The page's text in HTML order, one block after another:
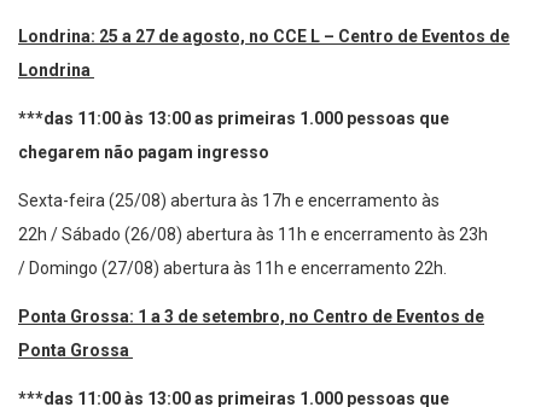
Londrina: 25 a 27 de agosto, no CCE L – Centro de Eventos de
Londrina
***das 11:00 às 13:00 as primeiras 1.000 pessoas que
chegarem não pagam ingresso
Sexta-feira (25/08) abertura às 17h e encerramento às
22h / Sábado (26/08) abertura às 11h e encerramento às 23h
/ Domingo (27/08) abertura às 11h e encerramento 22h.
Ponta Grossa: 1 a 3 de setembro, no Centro de Eventos de
Ponta Grossa
***das 11:00 às 13:00 as primeiras 1.000 pessoas que